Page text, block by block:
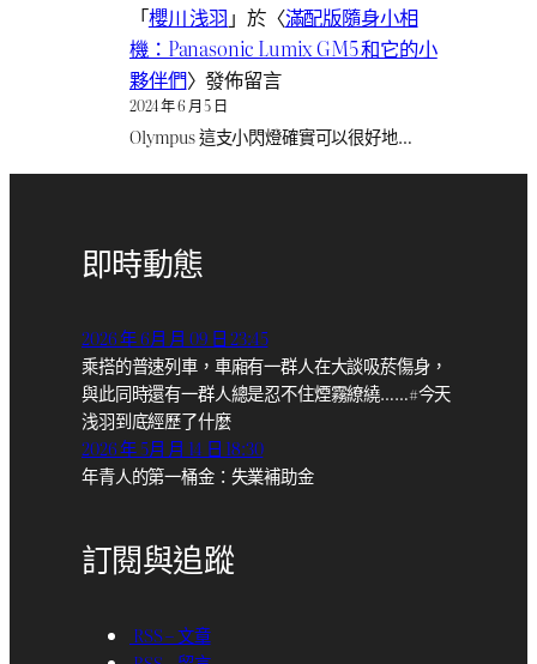
「櫻川 浅羽 」於〈滿配版隨身小相
機：Panasonic Lumix GM5 和它的小
夥伴們〉發佈留言
2024 年 6 月 5 日
Olympus 這支小閃燈確實可以很好地…
即時動態
2026 年 6月 月 09 日 23:45
乘搭的普速列車，車廂有一群人在大談吸菸傷身，
與此同時還有一群人總是忍不住煙霧繚繞……#今天
浅羽到底經歷了什麼
2026 年 5月 月 14 日 18:30
年青人的第一桶金：失業補助金
訂閱與追蹤
RSS – 文章